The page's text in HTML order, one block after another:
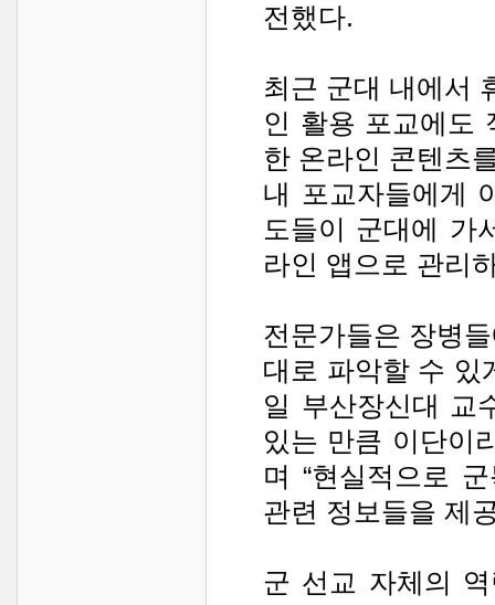
전했다.
최근 군대 내에서
인 활용 포교에도
한 온라인 콘텐츠
내 포교자들에게
도들이 군대에 가
라인 앱으로 관리
전문가들은 장병
대로 파악할 수 있
일 부산장신대 교
있는 만큼 이단이
며 “현실적으로
관련 정보들을 제
군 선교 자체의